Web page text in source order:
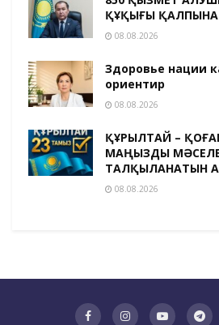
ҚҰҚЫҒЫ ҚАЛПЫНА
08.08.2026
Здоровье нации
ориентир
08.08.2026
ҚҰРЫЛТАЙ –
МАҢЫЗДЫ
ТАЛҚЫЛАНАТЫН
08.08.2026